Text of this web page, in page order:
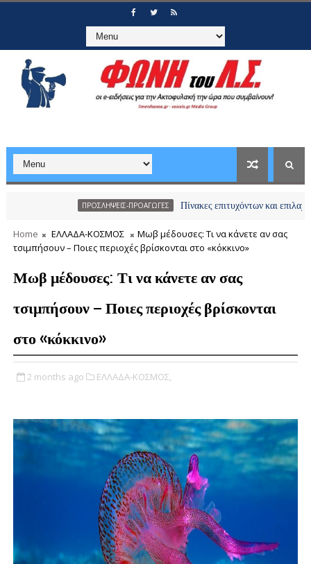
ΠΡΟΣΛΗΨΕΙΣ-ΠΡΟΑΓΩΓΕΣ Πίνακες επιτυχόντων και επιλαχόντων
Home ΕΛΛΑΔΑ-ΚΟΣΜΟΣ
Μωβ μέδουσες: Τι να κάνετε αν σας
τσιμπήσουν – Ποιες περιοχές βρίσκονται στο «κόκκινο»
Μωβ μέδουσες: Τι να κάνετε αν σας
τσιμπήσουν – Ποιες περιοχές βρίσκονται
στο «κόκκινο»
2 months ago ΕΛΛΑΔΑ-ΚΟΣΜΟΣ,